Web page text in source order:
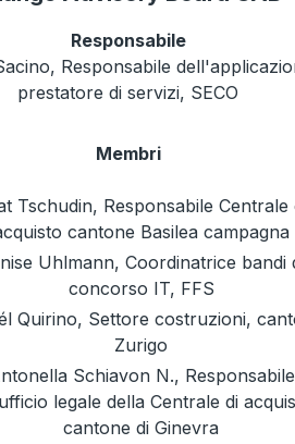
Responsabile
Responsabile
prestatore di servizi, SECO
Membri
Tschudin, Responsabile Centrale
cantone Basilea campagna
Uhlmann, Coordinatrice bandi
concorso IT, FFS
Quirino, Settore costruzioni,
Zurigo
Schiavon N., Responsabile
legale della Centrale di
cantone di Ginevra